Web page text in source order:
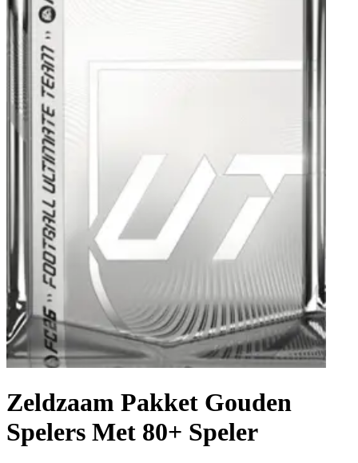
Zeldzaam Pakket Gouden
Spelers Met 80+ Speler